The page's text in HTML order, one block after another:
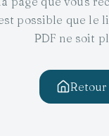
possible que le
PDF ne soit